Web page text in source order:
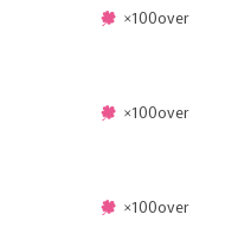
×100over
×100over
×100over